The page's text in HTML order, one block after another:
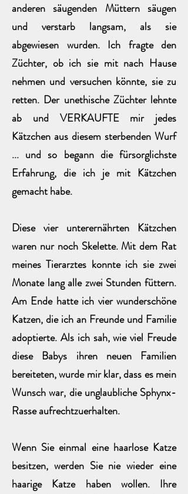
anderen säugenden Müttern säugen
und verstarb langsam, als sie
abgewiesen wurden. Ich fragte den
Züchter, ob ich sie mit nach Hause
nehmen und versuchen könnte, sie zu
retten. Der unethische Züchter lehnte
ab und VERKAUFTE mir jedes
Kätzchen aus diesem sterbenden Wurf
... und so begann die fürsorglichste
Erfahrung, die ich je mit Kätzchen
gemacht habe.
Diese vier unterernährten Kätzchen
waren nur noch Skelette. Mit dem Rat
meines Tierarztes konnte ich sie zwei
Monate lang alle zwei Stunden füttern.
Am Ende hatte ich vier wunderschöne
Katzen, die ich an Freunde und Familie
adoptierte. Als ich sah, wie viel Freude
diese Babys ihren neuen Familien
bereiteten, wurde mir klar, dass es mein
Wunsch war, die unglaubliche Sphynx-
Rasse aufrechtzuerhalten.
Wenn Sie einmal eine haarlose Katze
besitzen, werden Sie nie wieder eine
haarige Katze haben wollen. Ihre